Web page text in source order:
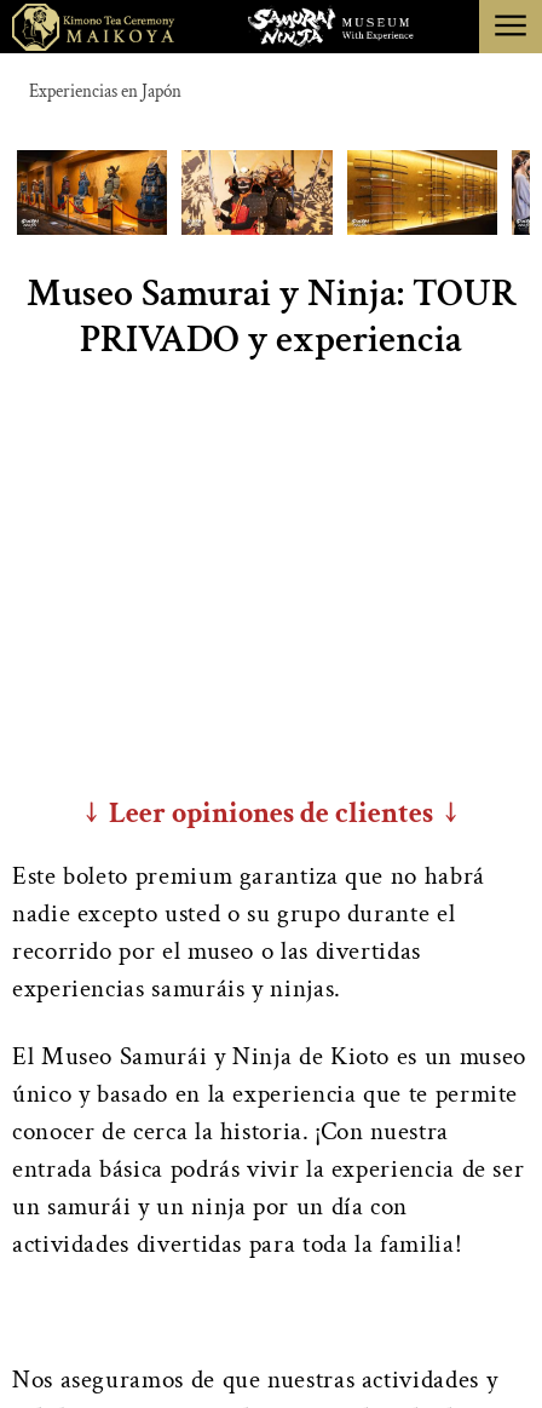
ACERCA DE
CANCELACIÓN
menu
Experiencias en Japón
Museo Samurai y Ninja: TOUR
PRIVADO y experiencia
↓ Leer opiniones de clientes ↓
Este boleto premium garantiza que no habrá
nadie excepto usted o su grupo durante el
recorrido por el museo o las divertidas
experiencias samuráis y ninjas.
El Museo Samurái y Ninja de Kioto es un museo
único y basado en la experiencia que te permite
conocer de cerca la historia. ¡Con nuestra
entrada básica podrás vivir la experiencia de ser
un samurái y un ninja por un día con
actividades divertidas para toda la familia!
Nos aseguramos de que nuestras actividades y